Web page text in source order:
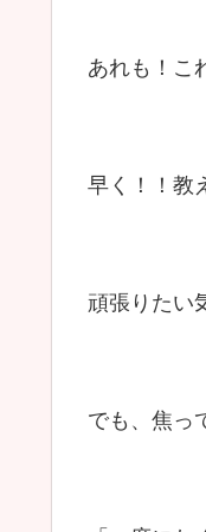
あれも！こ
早く！！教
頑張りたい
でも、焦っ